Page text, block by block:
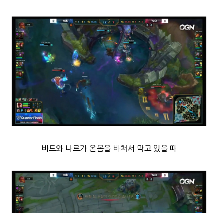
바드와 나르가 온몸을 바쳐서 막고 있을 때